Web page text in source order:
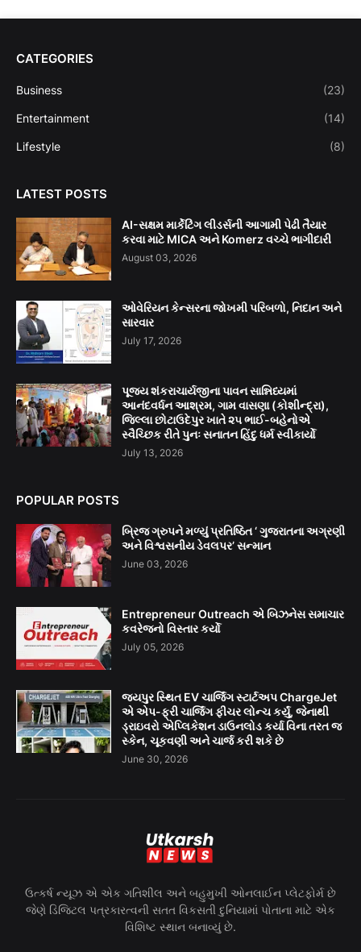
CATEGORIES
Business (23)
Entertainment (14)
Lifestyle (8)
LATEST POSTS
AI-સક્ષમ માર્કેટિંગ લીડર્સની આગામી પેઢી તૈયાર
કરવા માટે MICA અને Komerz વચ્ચે ભાગીદારી
August 03, 2026
ઓવેરિયન કેન્સરના જોખમી પરિબળો, નિદાન અને
સારવાર
July 17, 2026
પૂજ્ય શંકરાચાર્યજીના પાવન સાન્નિધ્યમાં
આનંદવર્ધન આશ્રમ, ગામ વાસણા (કોશીન્દ્રા),
જિલ્લા છોટાઉદેપુર ખાતે ૨૫ ભાઈ-બહેનોએ
સ્વૈચ્છિક રીતે પુનઃ સનાતન હિંદુ ધર્મ સ્વીકાર્યો
July 13, 2026
POPULAR POSTS
બ્રિજ ગ્રુપને મળ્યું પ્રતિષ્ઠિત ‘ ગુજરાતના અગ્રણી
અને વિશ્વસનીય ડેવલપર’ સન્માન
June 03, 2026
Entrepreneur Outreach એ બિઝનેસ સમાચાર
કવરેજનો વિસ્તાર કર્યો
July 05, 2026
જયપુર સ્થિત EV ચાર્જિંગ સ્ટાર્ટઅપ ChargeJet
એ એપ-ફ્રી ચાર્જિંગ ફીચર લોન્ચ કર્યું, જેનાથી
ડ્રાઇવરો એપ્લિકેશન ડાઉનલોડ કર્યા વિના તરત જ
સ્કેન, ચૂકવણી અને ચાર્જ કરી શકે છે
June 30, 2026
ઉત્કર્ષ ન્યૂઝ એ એક ગતિશીલ અને બહુમુખી ઓનલાઈન પ્લેટફોર્મ છે
જેણે ડિજિટલ પત્રકારત્વની સતત વિકસતી દુનિયામાં પોતાના માટે એક
વિશિષ્ટ સ્થાન બનાવ્યું છે.